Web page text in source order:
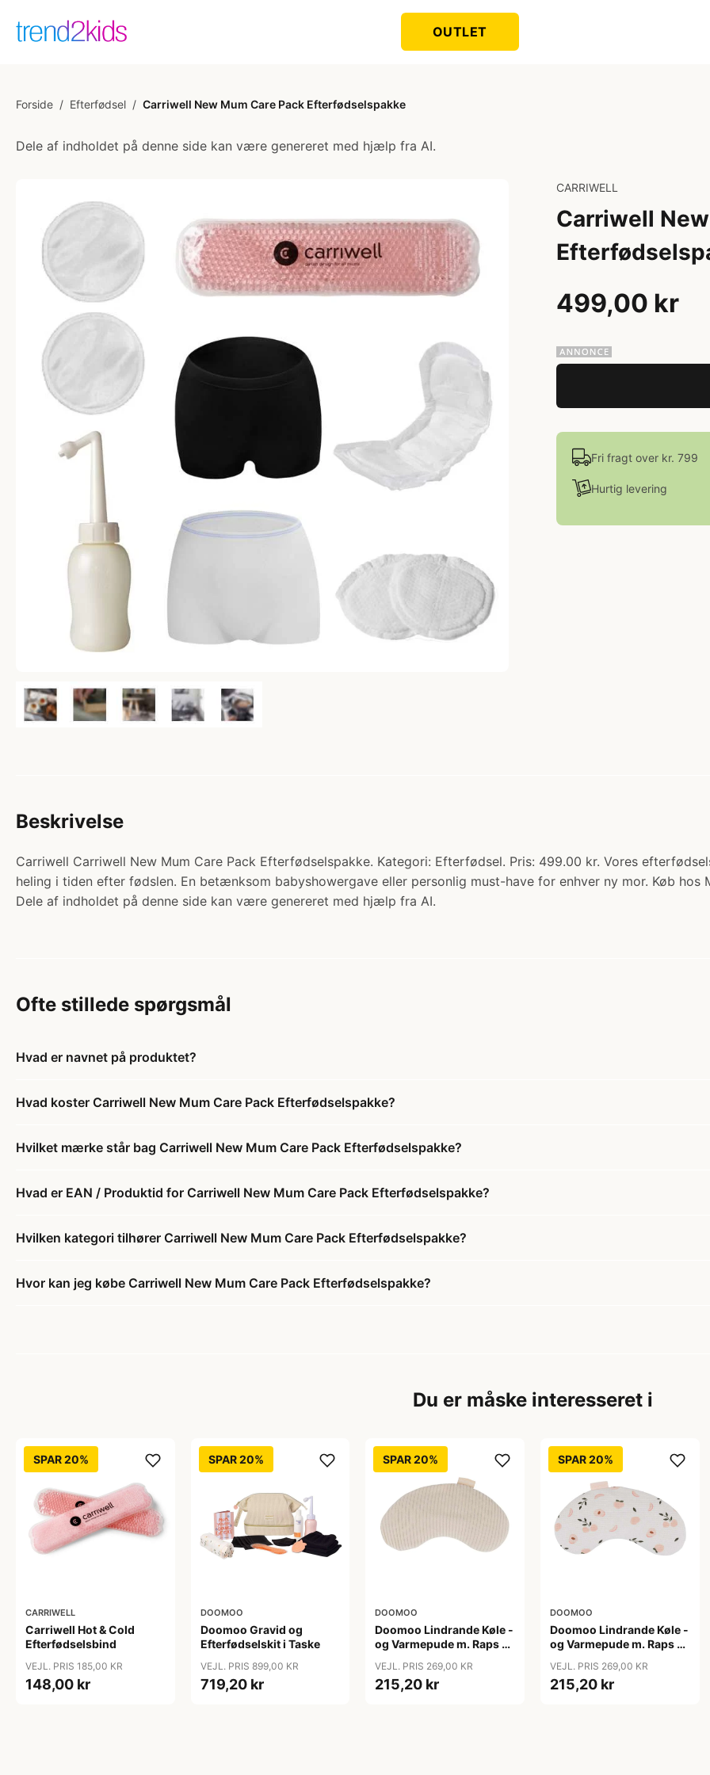
OUTLET
Forside / Efterfødsel / Carriwell New Mum Care Pack Efterfødselspakke
Dele af indholdet på denne side kan være genereret med hjælp fra AI.
CARRIWELL
Carriwell
499,00 kr
Fri fragt over kr. 799
Hurtig levering
Beskrivelse
Carriwell Carriwell New Mum Care Pack Efterfødselspakke. Kategori: Efterfødsel. Pris: 499.00 kr. Vores
heling i tiden efter fødslen. En betænksom babyshowergave eller personlig must-have for enhver ny mor. Køb hos
Dele af indholdet på denne side kan være genereret med hjælp fra AI.
Ofte stillede spørgsmål
Hvad er navnet på produktet?
Hvad koster Carriwell New Mum Care Pack Efterfødselspakke?
Hvilket mærke står bag Carriwell New Mum Care Pack Efterfødselspakke?
Hvad er EAN / Produktid for Carriwell New Mum Care Pack Efterfødselspakke?
Hvilken kategori tilhører Carriwell New Mum Care Pack Efterfødselspakke?
Hvor kan jeg købe Carriwell New Mum Care Pack Efterfødselspakke?
Du er måske interesseret i
SPAR 20%
CARRIWELL
Carriwell Hot & Cold
Efterfødselsbind
VEJL. PRIS 185,00 KR
148,00 kr
SPAR 20%
DOOMOO
Doomoo Gravid og
Efterfødselskit i Taske
VEJL. PRIS 899,00 KR
719,20 kr
SPAR 20%
DOOMOO
Doomoo Lindrande Køle -
og Varmepude m. Raps -
VEJL. PRIS 269,00 KR
215,20 kr
SPAR 20%
DOOMOO
Doomoo Lindrande Køle -
og Varmepude m. Raps -
VEJL. PRIS 269,00 KR
215,20 kr